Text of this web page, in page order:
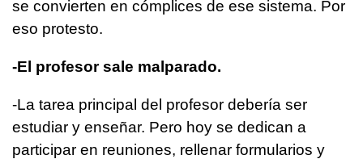
se convierten en cómplices de ese sistema. Por
eso protesto.
-El profesor sale malparado.
-La tarea principal del profesor debería ser
estudiar y enseñar. Pero hoy se dedican a
participar en reuniones, rellenar formularios y